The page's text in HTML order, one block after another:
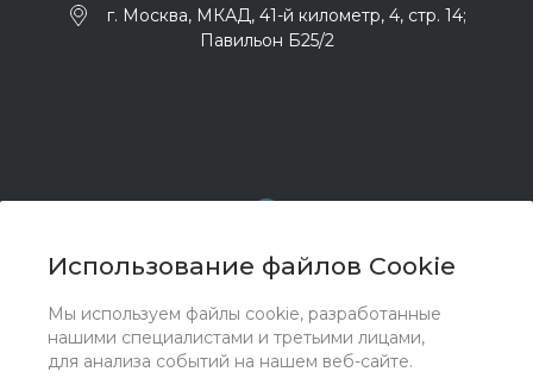
Использование файлов Cookie
Мы используем файлы cookie, разработанные
нашими специалистами и третьими лицами,
для анализа событий на нашем веб-сайте.
г. Москва, МКАД, 41-й километр, 4, стр. 14;
Павильон Б25/2
© 2017 - 2026 ООО "Комплектстрой 41", Все права
защищены